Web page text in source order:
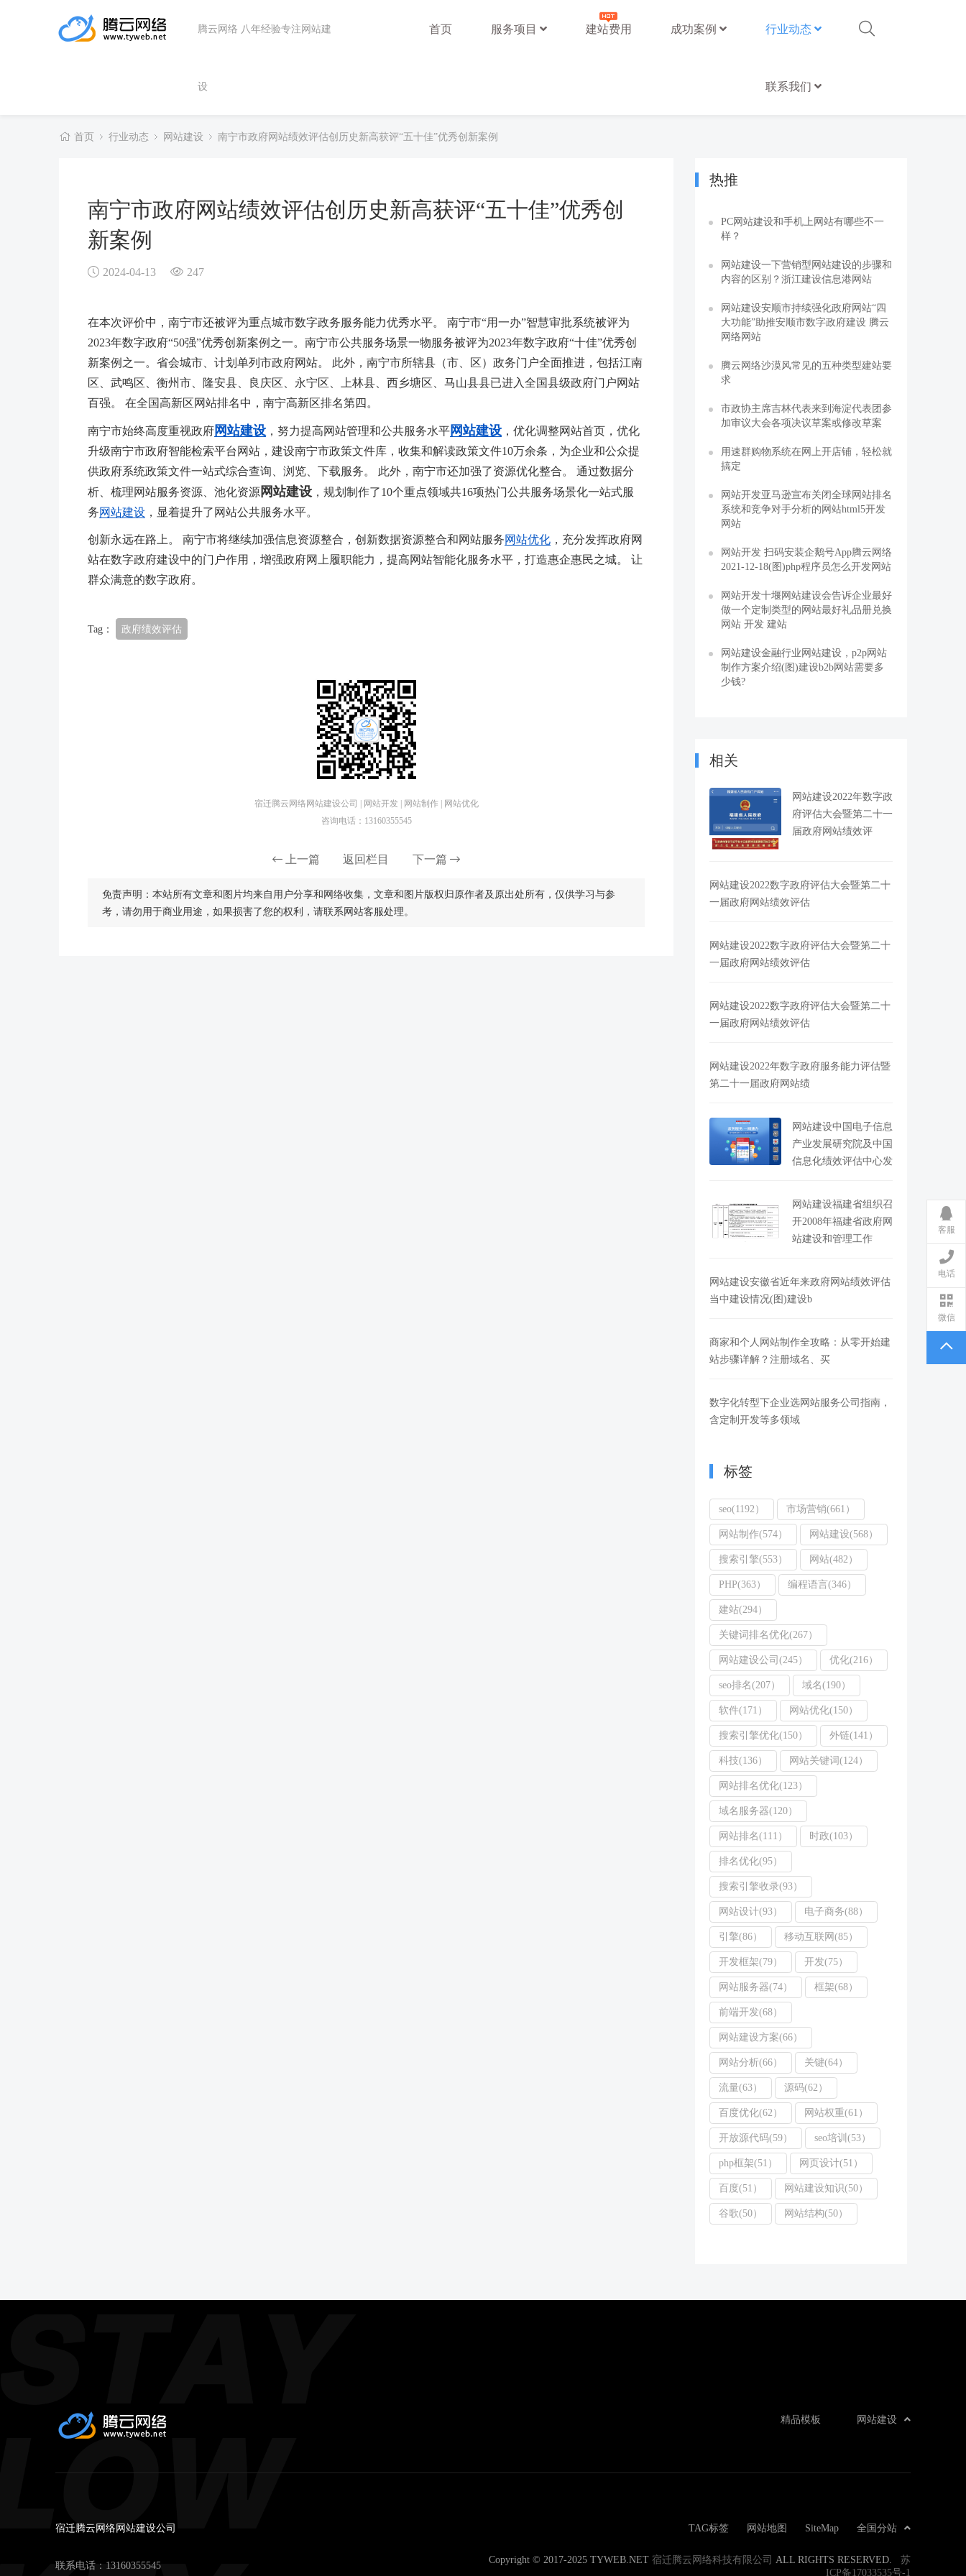
腾云网络 八年经验专注网站建
设
首页 服务项目 建站费用 成功案例 行业动态
联系我们
首页 行业动态 网站建设 南宁市政府网站绩效评估创历史新高获评“五十佳”优秀创新案例
南宁市政府网站绩效评估创历史新高获评“五十佳”优秀创
新案例
2024-04-13 247
在本次评价中，南宁市还被评为重点城市数字政务服务能力优秀水平。 南宁市“用一办”智慧审批系统被评为
2023年数字政府“50强”优秀创新案例之一。南宁市公共服务场景一物服务被评为2023年数字政府“十佳”优秀创
新案例之一。省会城市、计划单列市政府网站。 此外，南宁市所辖县（市、区）政务门户全面推进，包括江南
区、武鸣区、衡州市、隆安县、良庆区、永宁区、上林县、西乡塘区、马山县县已进入全国县级政府门户网站
百强。 在全国高新区网站排名中，南宁高新区排名第四。
南宁市始终高度重视政府网站建设 ，努力提高网站管理和公共服务水平网站建设 ，优化调整网站首页，优化
升级南宁市政府智能检索平台网站，建设南宁市政策文件库，收集和解读政策文件10万余条，为企业和公众提
供政府系统政策文件一站式综合查询、浏览、下载服务。 此外，南宁市还加强了资源优化整合。 通过数据分
析、梳理网站服务资源、池化资源网站建设 ，规划制作了10个重点领域共16项热门公共服务场景化一站式服
务网站建设 ，显着提升了网站公共服务水平。
创新永远在路上。 南宁市将继续加强信息资源整合，创新数据资源整合和网站服务网站优化 ，充分发挥政府网
站在数字政府建设中的门户作用，增强政府网上履职能力，提高网站智能化服务水平，打造惠企惠民之城。 让
群众满意的数字政府。
Tag： 政府绩效评估
宿迁腾云网络网站建设公司 | 网站开发 | 网站制作 | 网站优化
咨询电话：13160355545
上一篇 返回栏目 下一篇
免责声明：本站所有文章和图片均来自用户分享和网络收集，文章和图片版权归原作者及原出处所有，仅供学习与参
考，请勿用于商业用途，如果损害了您的权利，请联系网站客服处理。
热推
PC网站建设和手机上网站有哪些不一
样？
网站建设一下营销型网站建设的步骤和
内容的区别？浙江建设信息港网站
网站建设安顺市持续强化政府网站“四
大功能”助推安顺市数字政府建设 腾云
网络网站
腾云网络沙漠风常见的五种类型建站要
求
市政协主席吉林代表来到海淀代表团参
加审议大会各项决议草案或修改草案
用速群购物系统在网上开店铺，轻松就
搞定
网站开发亚马逊宣布关闭全球网站排名
系统和竞争对手分析的网站html5开发
网站
网站开发 扫码安装企鹅号App腾云网络
2021-12-18(图)php程序员怎么开发网站
网站开发十堰网站建设会告诉企业最好
做一个定制类型的网站最好礼品册兑换
网站 开发 建站
网站建设金融行业网站建设，p2p网站
制作方案介绍(图)建设b2b网站需要多
少钱?
相关
网站建设2022年数字政
府评估大会暨第二十一
届政府网站绩效评
网站建设2022数字政府评估大会暨第二十
一届政府网站绩效评估
网站建设2022数字政府评估大会暨第二十
一届政府网站绩效评估
网站建设2022数字政府评估大会暨第二十
一届政府网站绩效评估
网站建设2022年数字政府服务能力评估暨
第二十一届政府网站绩
网站建设中国电子信息
产业发展研究院及中国
信息化绩效评估中心发
网站建设福建省组织召
开2008年福建省政府网
站建设和管理工作
网站建设安徽省近年来政府网站绩效评估
当中建设情况(图)建设b
商家和个人网站制作全攻略：从零开始建
站步骤详解？注册域名、买
数字化转型下企业选网站服务公司指南，
含定制开发等多领域
标签
seo(1192） 市场营销(661）
网站制作(574） 网站建设(568）
搜索引擎(553） 网站(482）
PHP(363） 编程语言(346）
建站(294）
关键词排名优化(267）
网站建设公司(245） 优化(216）
seo排名(207） 域名(190）
软件(171） 网站优化(150）
搜索引擎优化(150） 外链(141）
科技(136） 网站关键词(124）
网站排名优化(123）
域名服务器(120）
网站排名(111） 时政(103）
排名优化(95）
搜索引擎收录(93）
网站设计(93） 电子商务(88）
引擎(86） 移动互联网(85）
开发框架(79） 开发(75）
网站服务器(74） 框架(68）
前端开发(68）
网站建设方案(66）
网站分析(66） 关键(64）
流量(63） 源码(62）
百度优化(62） 网站权重(61）
开放源代码(59） seo培训(53）
php框架(51） 网页设计(51）
百度(51） 网站建设知识(50）
谷歌(50） 网站结构(50）
网站建设
精品模板
宿迁腾云网络网站建设公司
联系电话： 13160355545
全国分站
SiteMap
网站地图
TAG标签
Copyright © 2017-2025 TYWEB.NET 宿迁腾云网络科技有限公司 ALL RIGHTS RESERVED. 苏
ICP备17033535号-1
客服
电话
微信